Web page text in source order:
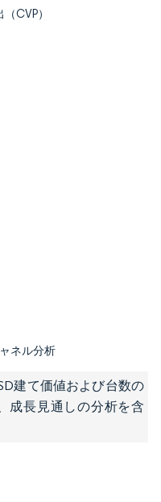
CVP）
ネル分析
建て価値および台数の
成長見通しの分析を含